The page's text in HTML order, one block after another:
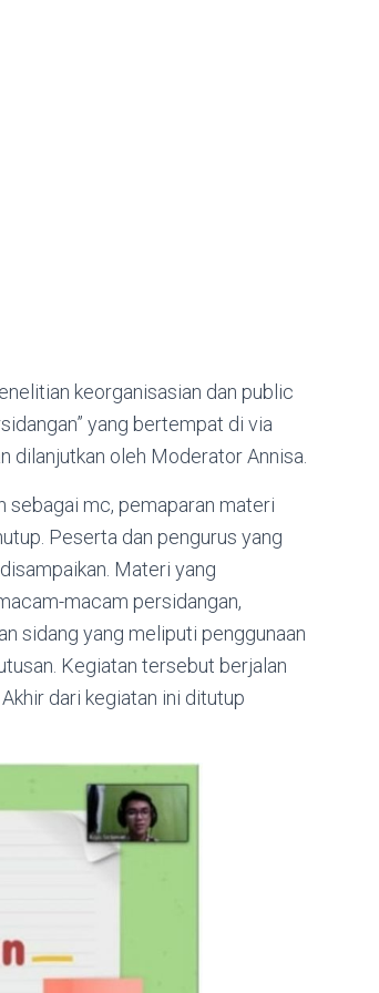
keorganisasian dan public
yang bertempat di via
dilanjutkan oleh Moderator Annisa.
sebagai mc, pemaparan materi
Peserta dan pengurus yang
Materi yang
macam persidangan,
sidang yang meliputi penggunaan
Kegiatan tersebut berjalan
dari kegiatan ini ditutup